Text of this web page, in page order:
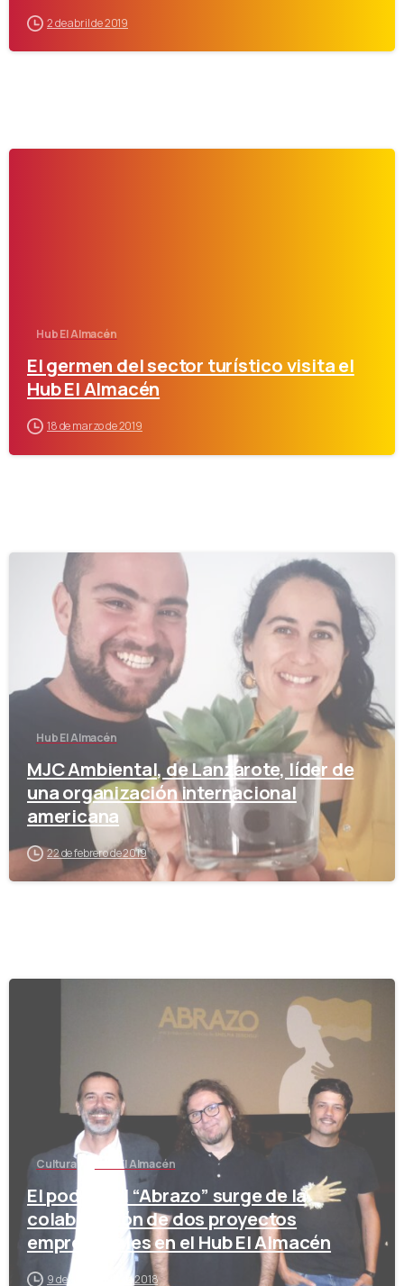
2 de abril de 2019
Hub El Almacén
El germen del sector turístico visita el
Hub El Almacén
18 de marzo de 2019
Hub El Almacén
MJC Ambiental, de Lanzarote, líder de
una organización internacional
americana
22 de febrero de 2019
Cultura Hub El Almacén
El poder del “Abrazo” surge de la
colaboración de dos proyectos
empresariales en el Hub El Almacén
9 de noviembre de 2018